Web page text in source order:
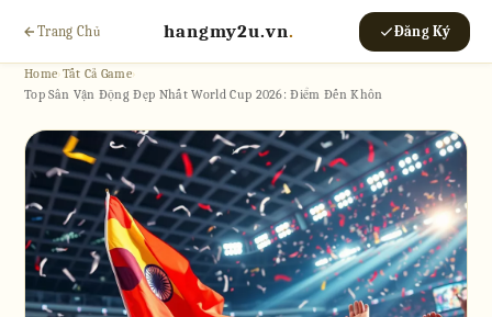
Trang Chủ hangmy2u.vn. Đăng Ký
Home›Tất Cả Game›
Top Sân Vận Động Đẹp Nhất World Cup 2026: Điểm Đến Khôn